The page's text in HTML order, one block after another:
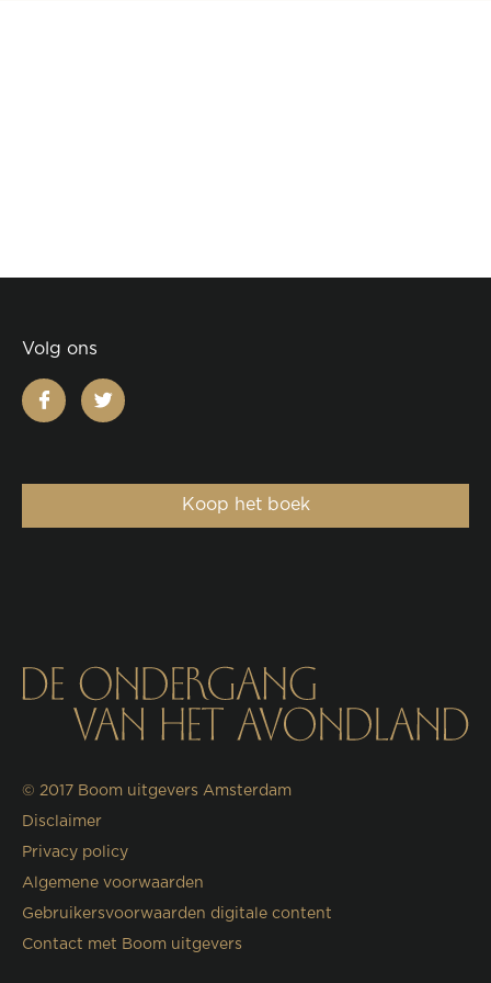
Volg ons
facebooktwitter
Koop het boek
© 2017 Boom uitgevers Amsterdam
Disclaimer
Privacy policy
Algemene voorwaarden
Gebruikersvoorwaarden digitale content
Contact met Boom uitgevers